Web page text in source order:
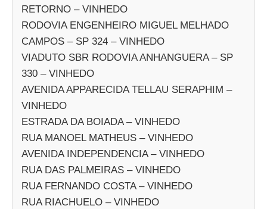
RETORNO – VINHEDO
RODOVIA ENGENHEIRO MIGUEL MELHADO
CAMPOS – SP 324 – VINHEDO
VIADUTO SBR RODOVIA ANHANGUERA – SP
330 – VINHEDO
AVENIDA APPARECIDA TELLAU SERAPHIM –
VINHEDO
ESTRADA DA BOIADA – VINHEDO
RUA MANOEL MATHEUS – VINHEDO
AVENIDA INDEPENDENCIA – VINHEDO
RUA DAS PALMEIRAS – VINHEDO
RUA FERNANDO COSTA – VINHEDO
RUA RIACHUELO – VINHEDO